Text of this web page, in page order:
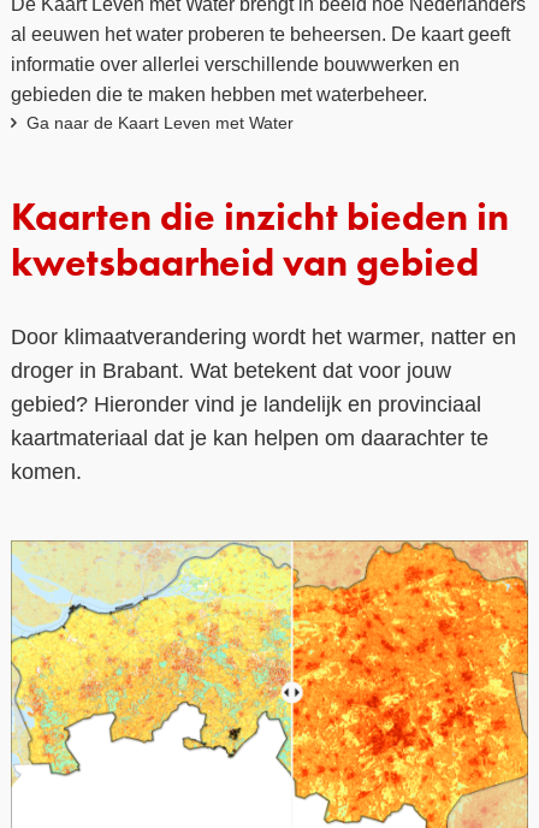
al eeuwen het water proberen te beheersen. De kaart geeft
informatie over allerlei verschillende bouwwerken en
gebieden die te maken hebben met waterbeheer.
Ga naar de Kaart Leven met Water
Kaarten die inzicht bieden in
kwetsbaarheid van gebied
Door klimaatverandering wordt het warmer, natter en
droger in Brabant. Wat betekent dat voor jouw
gebied? Hieronder vind je landelijk en provinciaal
kaartmateriaal dat je kan helpen om daarachter te
komen.